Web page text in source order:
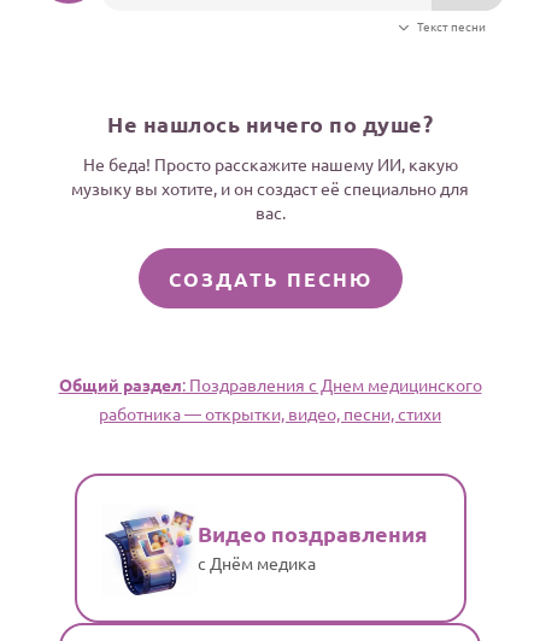
Текст песни
Не нашлось ничего по душе?
Не беда! Просто расскажите нашему ИИ, какую
музыку вы хотите, и он создаст её специально для
вас.
СОЗДАТЬ ПЕСНЮ
Общий раздел: Поздравления с Днем медицинского
работника — открытки, видео, песни, стихи
Видео поздравления
с Днём медика